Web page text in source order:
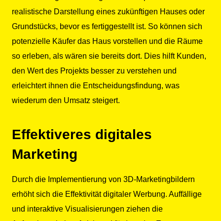
realistische Darstellung eines zukünftigen Hauses oder
Grundstücks, bevor es fertiggestellt ist. So können sich
potenzielle Käufer das Haus vorstellen und die Räume
so erleben, als wären sie bereits dort. Dies hilft Kunden,
den Wert des Projekts besser zu verstehen und
erleichtert ihnen die Entscheidungsfindung, was
wiederum den Umsatz steigert.
Effektiveres digitales
Marketing
Durch die Implementierung von 3D-Marketingbildern
erhöht sich die Effektivität digitaler Werbung. Auffällige
und interaktive Visualisierungen ziehen die